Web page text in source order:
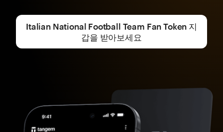
Italian National Football Team Fan Token 지
갑을 받아보세요